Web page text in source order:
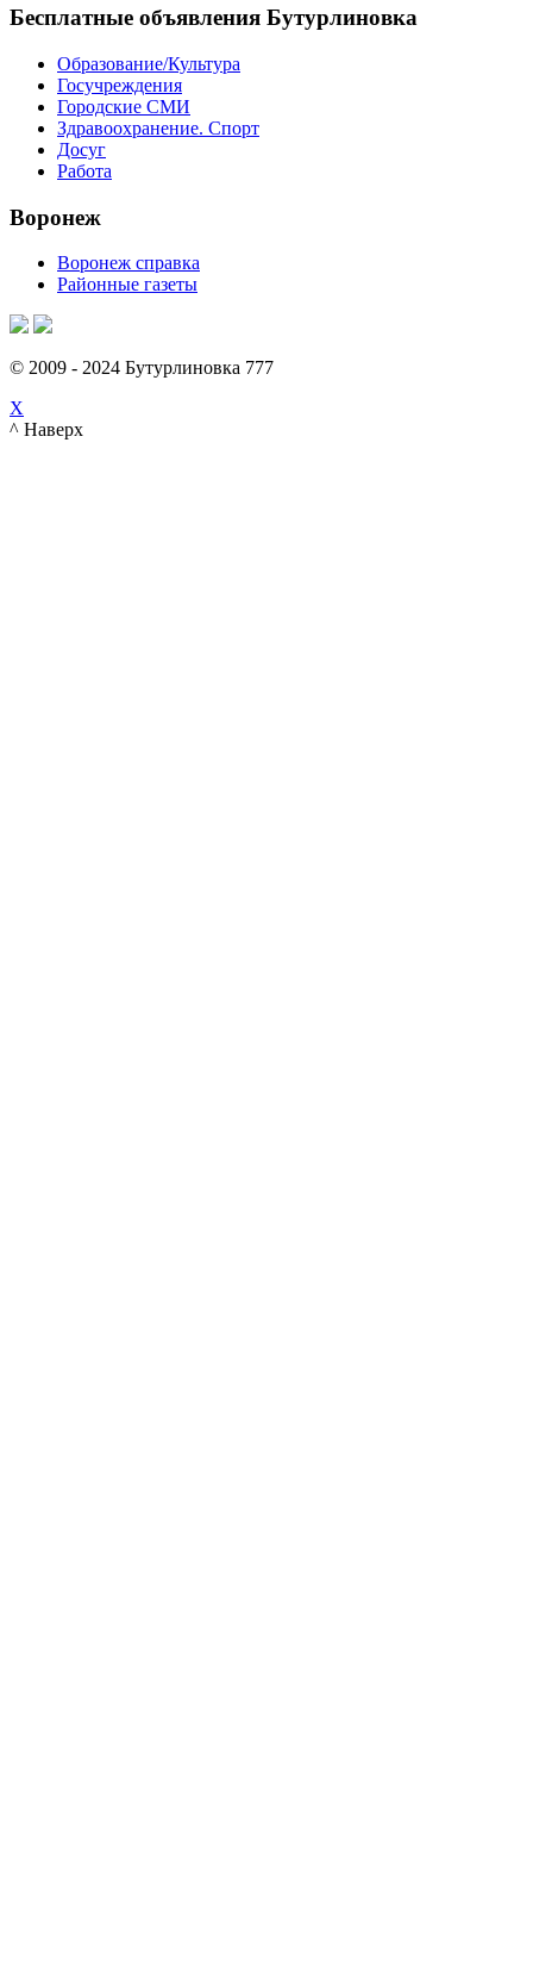
Бесплатные объявления Бутурлиновка
Образование/Культура
Госучреждения
Городские СМИ
Здравоохранение. Спорт
Досуг
Работа
Воронеж
Воронеж справка
Районные газеты
© 2009 - 2024 Бутурлиновка 777
X
^ Наверх